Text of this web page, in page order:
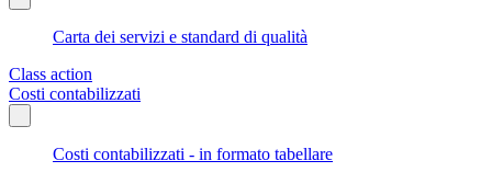
Carta dei servizi e standard di qualità
Class action
Costi contabilizzati
Costi contabilizzati - in formato tabellare